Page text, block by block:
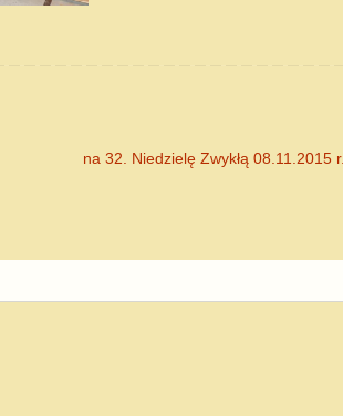
na 32. Niedzielę Zwykłą 08.11.2015 r.